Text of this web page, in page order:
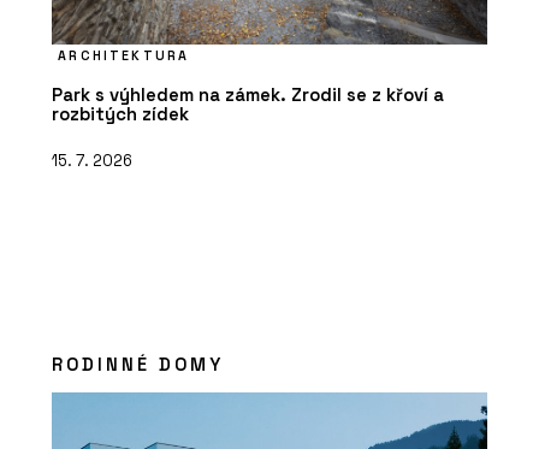
ARCHITEKTURA
Park s výhledem na zámek. Zrodil se z křoví a
rozbitých zídek
15. 7. 2026
RODINNÉ DOMY